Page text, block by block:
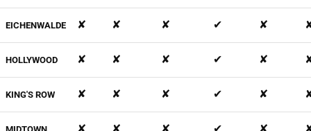
EICHENWALDE ✘ ✘ ✘ ✔ ✘
HOLLYWOOD ✘ ✘ ✘ ✔ ✘
KING'S ROW ✘ ✘ ✘ ✔ ✘
✘ ✘ ✘ ✔ ✘